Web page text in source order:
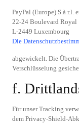
PayPal (Europe) S.à r.l.
22-24 Boulevard Royal
L-2449 Luxembourg
Die
abgewickelt. Die
Verschlüsselung
f.
Für unser Tracking
dem Privacy-Shield-